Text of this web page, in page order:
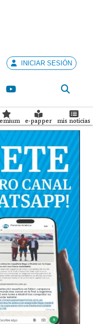
INICIAR SESIÓN
e-papper mis noticias